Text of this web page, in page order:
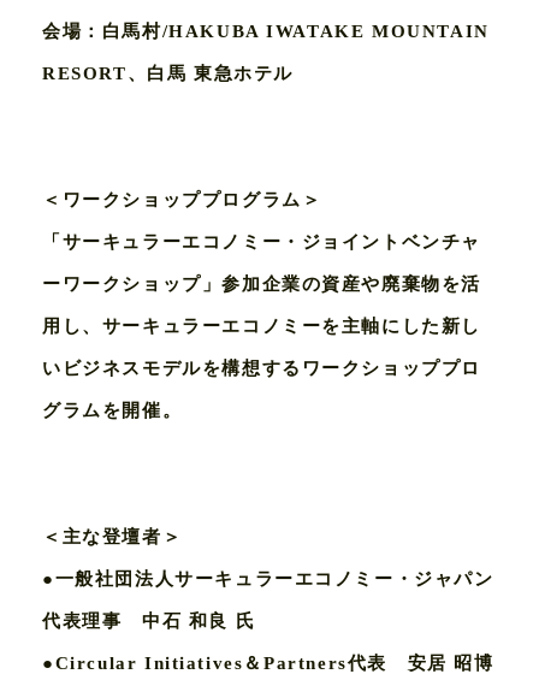
会場：白馬村/HAKUBA IWATAKE MOUNTAIN
RESORT、白馬 東急ホテル
＜ワークショッププログラム＞
「サーキュラーエコノミー・ジョイントベンチャ
ーワークショップ」参加企業の資産や廃棄物を活
用し、サーキュラーエコノミーを主軸にした新し
いビジネスモデルを構想するワークショッププロ
グラムを開催。
＜主な登壇者＞
●一般社団法人サーキュラーエコノミー・ジャパン
代表理事 中石 和良 氏
●Circular Initiatives＆Partners代表 安居 昭博